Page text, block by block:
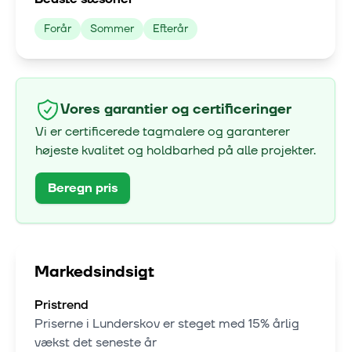
Forår Sommer Efterår
Vores garantier og certificeringer
Vi er certificerede tagmalere og garanterer
højeste kvalitet og holdbarhed på alle projekter.
Beregn pris
Markedsindsigt
Pristrend
Priserne i Lunderskover steget med 15% årlig
vækstdet seneste år